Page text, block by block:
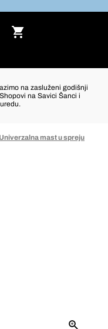
na zasluženi godišnji
na Savici Šanci i
Univerzalna mast u spreju